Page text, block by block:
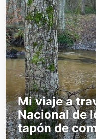
Mi viaje a
Nacional de
tapón de